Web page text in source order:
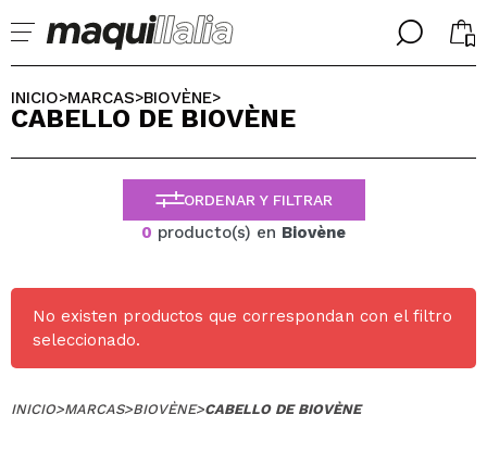
╳
Ya soy #maquilover, tengo cuenta
¿Olvidaste la contraseña?
╳
SELECCIONA TU IDIOMA
ESPAÑOL
ENGLISH
FRANCES
ALEMAN
INICIO>MARCAS>BIOVÈNE>
CABELLO DE BIOVÈNE
ORDENAR Y FILTRAR
0 producto(s) en Biovène
No existen productos que correspondan con el filtro
seleccionado.
INICIO>MARCAS>BIOVÈNE>CABELLO DE BIOVÈNE